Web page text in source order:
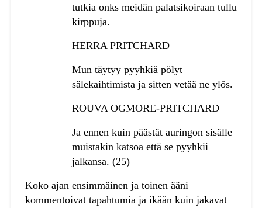
tutkia onks meidän palatsikoiraan tullu
kirppuja.
HERRA PRITCHARD
Mun täytyy pyyhkiä pölyt
sälekaihtimista ja sitten vetää ne ylös.
ROUVA OGMORE-PRITCHARD
Ja ennen kuin päästät auringon sisälle
muistakin katsoa että se pyyhkii
jalkansa. (25)
Koko ajan ensimmäinen ja toinen ääni
kommentoivat tapahtumia ja ikään kuin jakavat